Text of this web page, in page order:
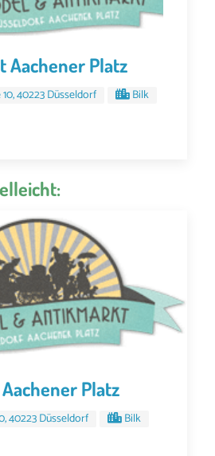
Aachener Platz
40223 Düsseldorf
Bilk
Platz
40223 Düsseldorf
Bilk